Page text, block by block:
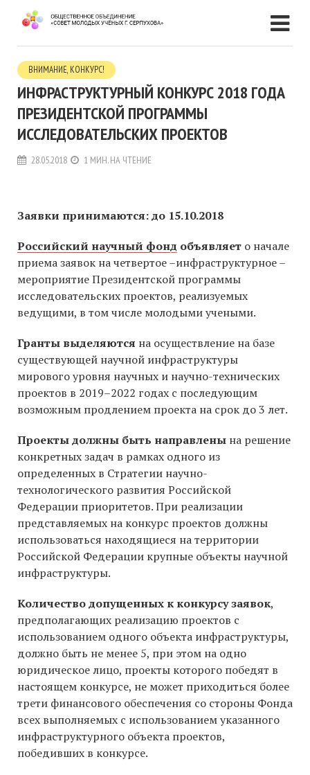
ВНИМАНИЕ, КОНКУРС!
ИНФРАСТРУКТУРНЫЙ КОНКУРС 2018 ГОДА
ПРЕЗИДЕНТСКОЙ ПРОГРАММЫ
ИССЛЕДОВАТЕЛЬСКИХ ПРОЕКТОВ
28.05.2018 1 МИН. НА ЧТЕНИЕ
Заявки принимаются: до 15.10.2018
Российский научный фонд объявляет о начале
приема заявок на четвертое –инфраструктурное –
мероприятие Президентской программы
исследовательских проектов, реализуемых
ведущими, в том числе молодыми учеными.
Гранты выделяются на осуществление на базе
существующей научной инфраструктуры
мирового уровня научных и научно-технических
проектов в 2019–2022 годах с последующим
возможным продлением проекта на срок до 3 лет.
Проекты должны быть направлены на решение
конкретных задач в рамках одного из
определенных в Стратегии научно-
технологического развития Российской
Федерации приоритетов. При реализации
представляемых на конкурс проектов должны
использоваться находящиеся на территории
Российской Федерации крупные объекты научной
инфраструктуры.
Количество допущенных к конкурсу заявок,
предполагающих реализацию проектов с
использованием одного объекта инфраструктуры,
должно быть не менее 5, при этом на одно
юридическое лицо, проекты которого победят в
настоящем конкурсе, не может приходиться более
трети финансового обеспечения со стороны Фонда
всех выполняемых с использованием указанного
инфраструктурного объекта проектов,
победивших в конкурсе.